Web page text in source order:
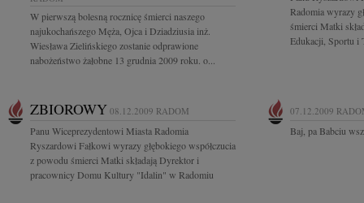
W pierwszą bolesną rocznicę śmierci naszego
najukochańszego Męża, Ojca i Dziadziusia inż.
Wiesława Zielińskiego zostanie odprawione
nabożeństwo żałobne 13 grudnia 2009 roku. o...
Radomia wyrazy
śmierci Matki
Edukacji, Sportu i
ZBIOROWY 08.12.2009 RADOM
Panu Wiceprezydentowi Miasta Radomia
Ryszardowi Fałkowi wyrazy głębokiego współczucia
z powodu śmierci Matki składają Dyrektor i
pracownicy Domu Kultury "Idalin" w Radomiu
07.12.2009
Baj, pa Babciu